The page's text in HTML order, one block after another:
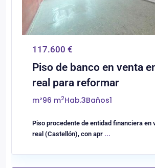
117.600 €
Piso de banco en venta
real para reformar
m²96 m2Hab.3Baños1
Piso procedente de entidad financiera en
real (Castellón), con apr ...